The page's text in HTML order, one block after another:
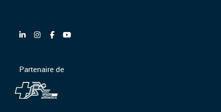
Partenaire de